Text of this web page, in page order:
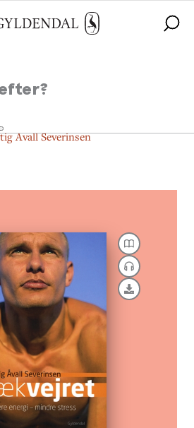
vejret
– mindre stress
Åvall Severinsen